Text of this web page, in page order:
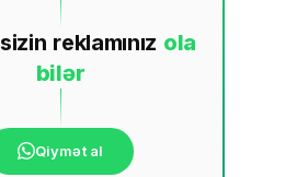
sizin reklamınız ola
bilər
Qiymət al